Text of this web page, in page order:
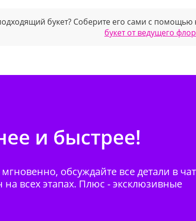
букет? Соберите его сами с
букет от ведущего
и быстрее!
обсуждайте все детали в
всех этапах. Плюс - эксклюзивные